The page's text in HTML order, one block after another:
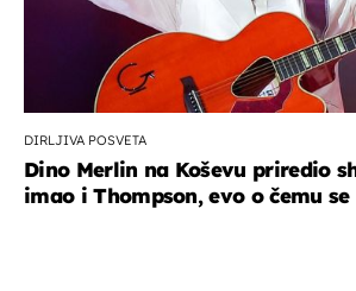
DIRLJIVA POSVETA
Dino Merlin na Koševu priredio
imao i Thompson, evo o čemu